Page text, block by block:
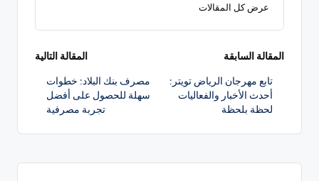
عرض كل المقالات
تصفّح
المقالات
المقالة السابقة
تابع مهرجان الرياض تويتر:
أحدث الأخبار والفعاليات
لحظة بلحظة
المقالة التالية
مصرف بنك البلاد: خطوات
سهلة للحصول على أفضل
تجربة مصرفية